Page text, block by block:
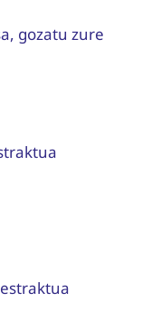
gozatu zure